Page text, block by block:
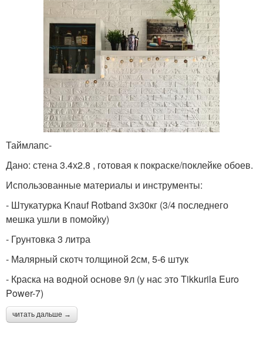
Таймлапс-
Дано: стена 3.4х2.8 , готовая к покраске/поклейке обоев.
Использованные материалы и инструменты:
- Штукатурка Knauf Rotband 3х30кг (3/4 последнего
мешка ушли в помойку)
- Грунтовка 3 литра
- Малярный скотч толщиной 2см, 5-6 штук
- Краска на водной основе 9л (у нас это Tikkurila Euro
Power-7)
читать дальше →